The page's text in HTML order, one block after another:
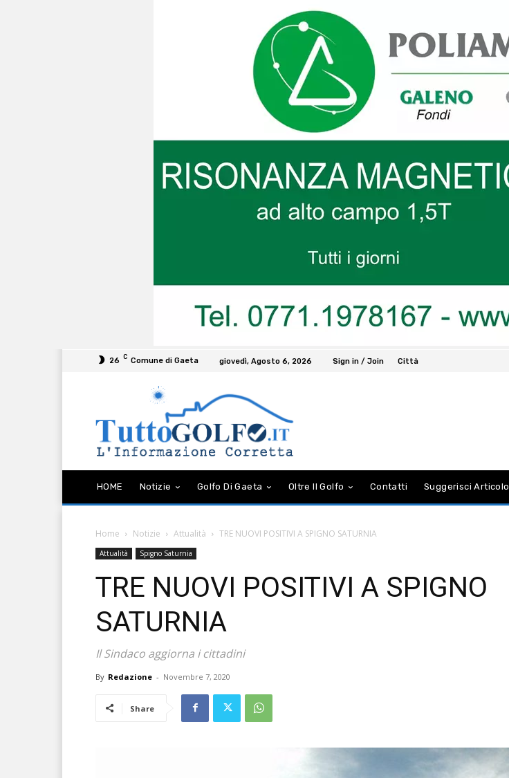
26 C Comune di Gaeta giovedì, Agosto 6, 2026 Sign in / Join Città
HOME Notizie Golfo Di Gaeta Oltre Il Golfo Contatti Suggerisci Articolo
Home Notizie Attualità TRE NUOVI POSITIVI A SPIGNO SATURNIA
Attualità Spigno Saturnia
TRE NUOVI POSITIVI A SPIGNO
SATURNIA
Il Sindaco aggiorna i cittadini
By Redazione - Novembre 7, 2020
Share